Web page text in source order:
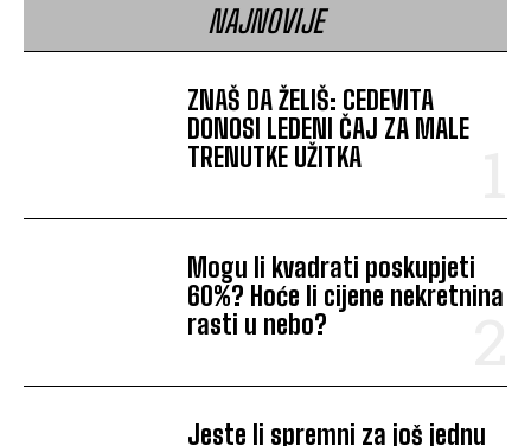
NAJNOVIJE
ZNAŠ DA ŽELIŠ: CEDEVITA
DONOSI LEDENI ČAJ ZA MALE
TRENUTKE UŽITKA
Mogu li kvadrati poskupjeti
60%? Hoće li cijene nekretnina
rasti u nebo?
Jeste li spremni za još jednu